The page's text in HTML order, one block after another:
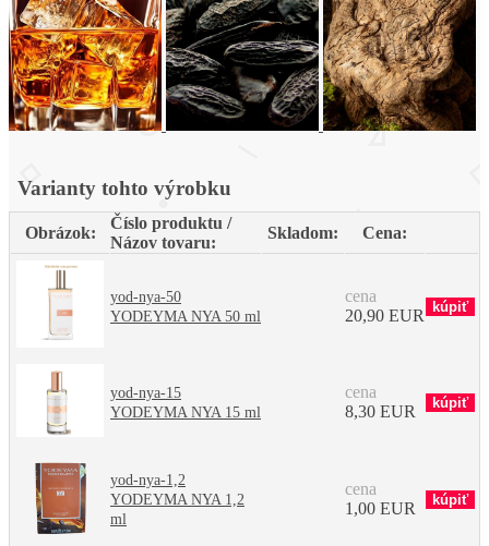
Varianty tohto výrobku
Obrázok:
Číslo produktu /
Názov tovaru:
Skladom: Cena:
yod-nya-50
YODEYMA NYA 50 ml
cena
20,90 EUR
yod-nya-15
YODEYMA NYA 15 ml
cena
8,30 EUR
yod-nya-1,2
YODEYMA NYA 1,2
ml
cena
1,00 EUR